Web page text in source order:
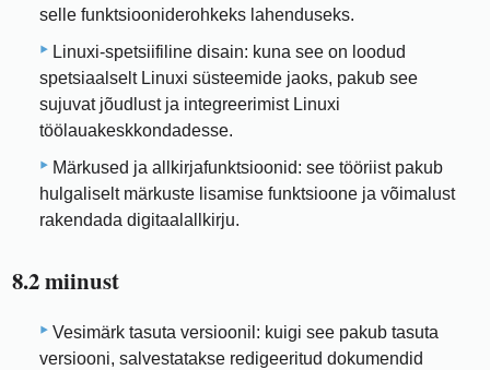
selle funktsiooniderohkeks lahenduseks.
Linuxi-spetsiifiline disain: kuna see on loodud
spetsiaalselt Linuxi süsteemide jaoks, pakub see
sujuvat jõudlust ja integreerimist Linuxi
töölauakeskkondadesse.
Märkused ja allkirjafunktsioonid: see tööriist pakub
hulgaliselt märkuste lisamise funktsioone ja võimalust
rakendada digitaalallkirju.
8.2 miinust
Vesimärk tasuta versioonil: kuigi see pakub tasuta
versiooni, salvestatakse redigeeritud dokumendid